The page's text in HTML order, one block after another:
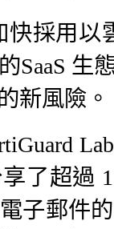
採用以
SaaS 生
新風險。
了超過
子郵件